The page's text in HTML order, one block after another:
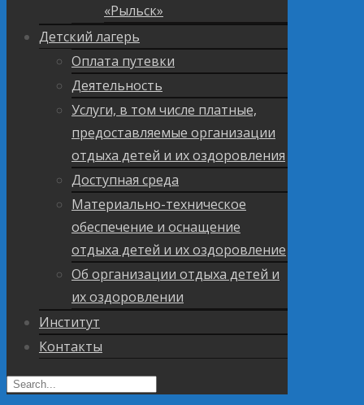
«Рыльск»
Детский лагерь
Оплата путевки
Деятельность
Услуги, в том числе платные,
предоставляемые организации
отдыха детей и их оздоровления
Доступная среда
Материально-техническое
обеспечение и оснащение
отдыха детей и их оздоровление
Об организации отдыха детей и
их оздоровлении
Институт
Контакты